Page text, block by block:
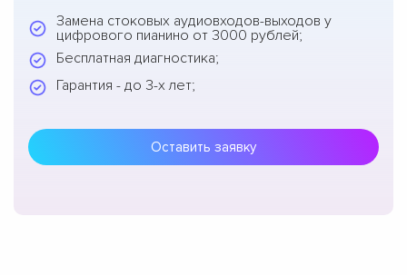
Замена стоковых аудиовходов-выходов у
цифрового пианино от 3000 рублей;
Бесплатная диагностика;
Гарантия - до 3-х лет;
Оставить заявку